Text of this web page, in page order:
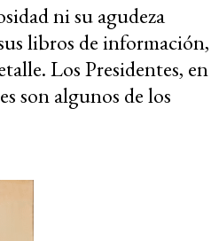
ni su agudeza
libros de información,
Los Presidentes, en
son algunos de los